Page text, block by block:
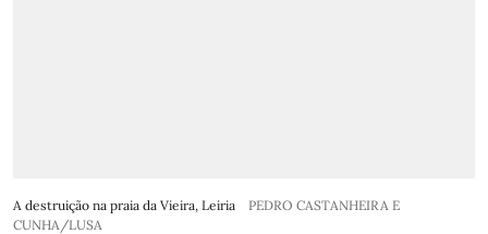
A destruição na praia da Vieira, Leiria
PEDRO CASTANHEIRA E
CUNHA/LUSA